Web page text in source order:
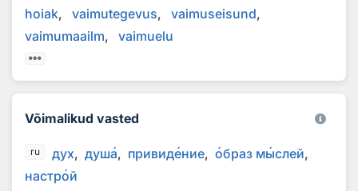
hoiak vaimutegevus
vaimuseisund
vaimumaailm
vaimuelu
Võimalikud vasted
ru дух душа привидение образ мыслей
настрой